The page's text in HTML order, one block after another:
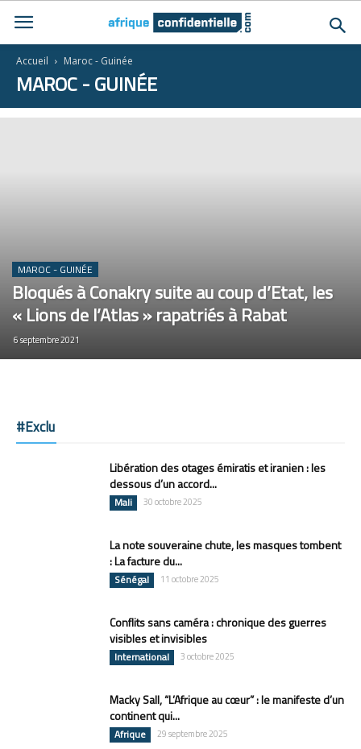
Accueil Maroc - Guinée
MAROC - GUINÉE
MAROC - GUINÉE
Bloqués à Conakry suite au coup d’Etat, les
« Lions de l’Atlas » rapatriés à Rabat
6 septembre 2021
#Exclu
Libération des otages émiratis et iranien : les
dessous d’un accord...
Mali 30 octobre 2025
La note souveraine chute, les masques tombent
: La facture du...
Sénégal 11 octobre 2025
Conflits sans caméra : chronique des guerres
visibles et invisibles
International 3 octobre 2025
Macky Sall, “L’Afrique au cœur” : le manifeste d’un
continent qui...
Afrique 29 septembre 2025